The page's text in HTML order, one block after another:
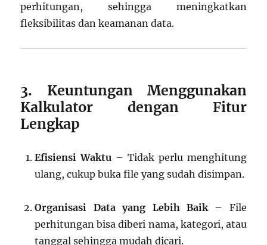
perhitungan, sehingga meningkatkan
fleksibilitas dan keamanan data.
3. Keuntungan Menggunakan
Kalkulator dengan Fitur
Lengkap
Efisiensi Waktu – Tidak perlu menghitung
ulang, cukup buka file yang sudah disimpan.
Organisasi Data yang Lebih Baik– File
perhitungan bisa diberi nama, kategori, atau
tanggal sehingga mudah dicari.